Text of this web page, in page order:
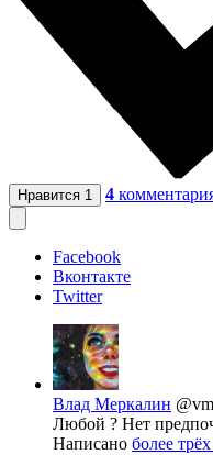
Нравится 1 4
Facebook
Вконтакте
Twitter
Влад Меркалин
Любой ? Нет
Написано более